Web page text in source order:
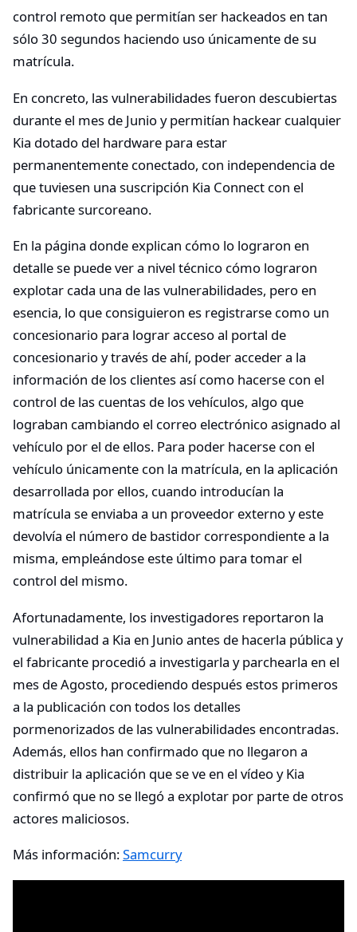
control remoto que permitían ser hackeados en tan
sólo 30 segundos haciendo uso únicamente de su
matrícula.
En concreto, las vulnerabilidades fueron descubiertas
durante el mes de Junio y permitían hackear cualquier
Kia dotado del hardware para estar
permanentemente conectado, con independencia de
que tuviesen una suscripción Kia Connect con el
fabricante surcoreano.
En la página donde explican cómo lo lograron en
detalle se puede ver a nivel técnico cómo lograron
explotar cada una de las vulnerabilidades, pero en
esencia, lo que consiguieron es registrarse como un
concesionario para lograr acceso al portal de
concesionario y través de ahí, poder acceder a la
información de los clientes así como hacerse con el
control de las cuentas de los vehículos, algo que
lograban cambiando el correo electrónico asignado al
vehículo por el de ellos. Para poder hacerse con el
vehículo únicamente con la matrícula, en la aplicación
desarrollada por ellos, cuando introducían la
matrícula se enviaba a un proveedor externo y este
devolvía el número de bastidor correspondiente a la
misma, empleándose este último para tomar el
control del mismo.
Afortunadamente, los investigadores reportaron la
vulnerabilidad a Kia en Junio antes de hacerla pública y
el fabricante procedió a investigarla y parchearla en el
mes de Agosto, procediendo después estos primeros
a la publicación con todos los detalles
pormenorizados de las vulnerabilidades encontradas.
Además, ellos han confirmado que no llegaron a
distribuir la aplicación que se ve en el vídeo y Kia
confirmó que no se llegó a explotar por parte de otros
actores maliciosos.
Más información:Samcurry